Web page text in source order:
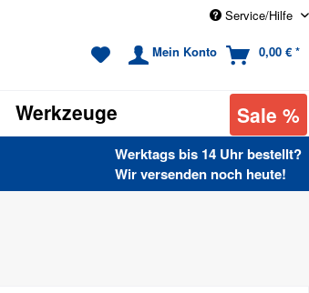
Service/Hilfe
Mein Konto 0,00 € *
Werkzeuge Sale %
Werktags bis 14 Uhr bestellt?
Wir versenden noch heute!